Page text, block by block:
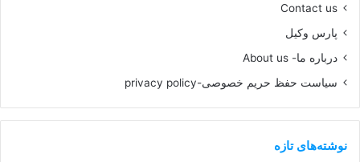
Contact us
پارس وکیل
درباره ما- About us
سیاست حفظ حریم خصوصی-privacy policy
نوشته‌های تازه